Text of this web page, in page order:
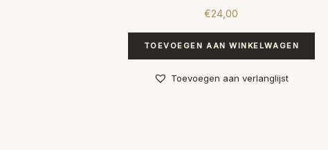
€24,00
TOEVOEGEN AAN WINKELWAGEN
Toevoegen aan verlanglijst